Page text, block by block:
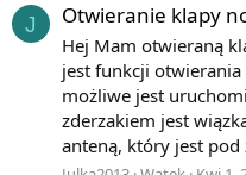
J Otwieranie klapy
Hej Mam otwieraną
jest funkcji otwierania
możliwe jest
zderzakiem jest
anteną, który jest pod